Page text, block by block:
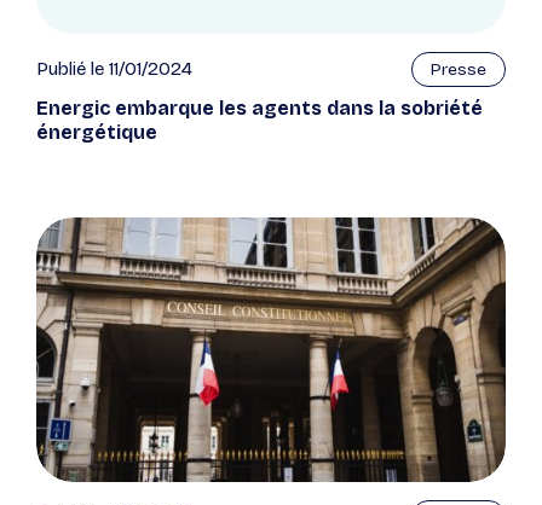
Publié le 11/01/2024 Presse
Energic embarque les agents dans la sobriété
énergétique